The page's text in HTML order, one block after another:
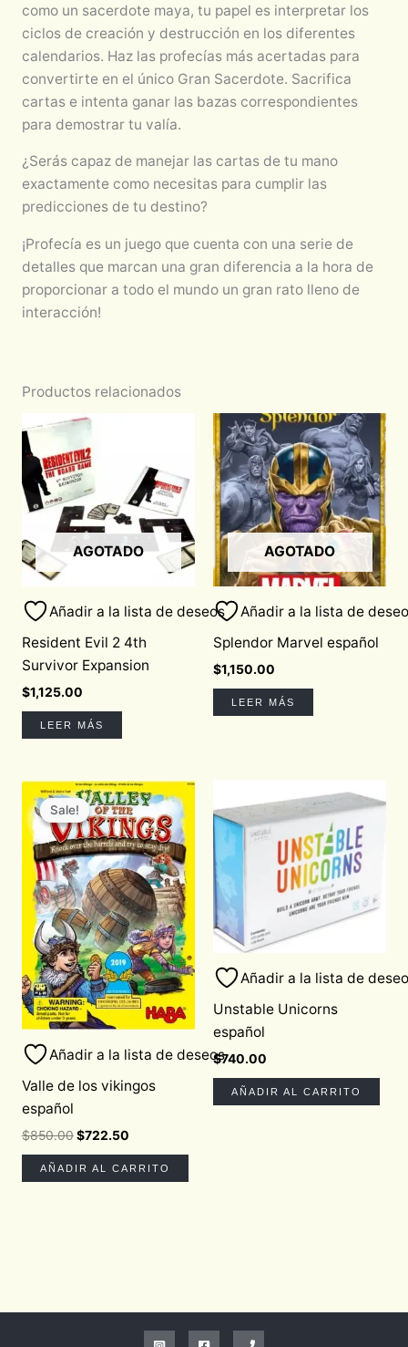
como un sacerdote maya, tu papel es interpretar los
ciclos de creación y destrucción en los diferentes
calendarios. Haz las profecías más acertadas para
convertirte en el único Gran Sacerdote. Sacrifica
cartas e intenta ganar las bazas correspondientes
para demostrar tu valía.
¿Serás capaz de manejar las cartas de tu mano
exactamente como necesitas para cumplir las
predicciones de tu destino?
¡Profecía es un juego que cuenta con una serie de
detalles que marcan una gran diferencia a la hora de
proporcionar a todo el mundo un gran rato lleno de
interacción!
Productos relacionados
AGOTADO
Añadir a la lista de deseos
Resident Evil 2 4th
Survivor Expansion
$1,125.00
LEER MÁS
AGOTADO
Añadir a la lista de
Splendor Marvel español
$1,150.00
LEER MÁS
Sale!
Sale!
Añadir a la lista de deseos
Valle de los vikingos
español
$850.00
Original
price
was:
$850.00.
$722.50
Current
price
is:
$722.50.
AÑADIR AL CARRITO
Añadir a la lista de
Unstable Unicorns
español
$740.00
AÑADIR AL CARRITO